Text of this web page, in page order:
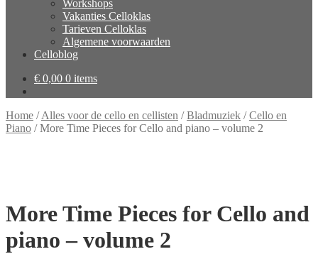
Workshops
Vakanties Celloklas
Tarieven Celloklas
Algemene voorwaarden
Celloblog
€ 0,00 0 items
Home /Alles voor de cello en cellisten /Bladmuziek /Cello en
Piano /More Time Pieces for Cello and piano – volume 2
More Time Pieces for Cello and
piano – volume 2